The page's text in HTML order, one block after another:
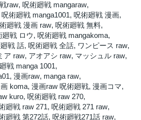
第236話
3年前
第234話
3年前
第232話
3年前
第230話
3年前
第228話
3年前
raw, 呪術廻戦 mangaraw,
呪術廻戦 manga1001, 呪術廻戦 漫画,
廻戦 漫画 raw, 呪術廻戦 無料,
廻戦 ロウ, 呪術廻戦 mangakoma,
戦 話, 呪術廻戦 全話, ワンピース raw,
ア raw, アオアシ raw, マッシュル raw,
戦 manga 1001,
, 漫画raw, manga raw,
koma, 漫画raw 呪術廻戦, 漫画コマ,
kuro, 呪術廻戦 raw 270,
廻戦 raw 271, 呪術廻戦 271 raw,
廻戦 第272話, 呪術廻戦271話 raw,